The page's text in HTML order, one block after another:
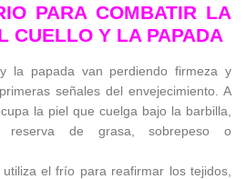
PARA COMBATIR LA
CUELLO Y LA PAPADA
la papada van perdiendo firmeza y
señales del envejecimiento. A
la piel que cuelga bajo la barbilla,
reserva de grasa, sobrepeso o
el frío para reafirmar los tejidos,